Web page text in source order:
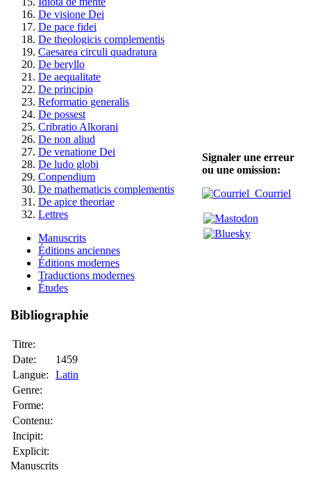
De visione Dei
De pace fidei
De theologicis complementis
Caesarea circuli quadratura
De beryllo
De aequalitate
De principio
Reformatio generalis
De possest
Cribratio Alkorani
De non aliud
De venatione Dei
De ludo globi
Conpendium
De mathematicis complementis
De apice theoriae
Lettres
Manuscrits
Éditions anciennes
Éditions modernes
Traductions modernes
Études
Bibliographie
Titre:
Date:
1459
Langue:
Latin
Genre:
Forme:
Contenu:
Incipit:
Explicit:
Manuscrits
Signaler une erreur
ou une omission:
Courriel